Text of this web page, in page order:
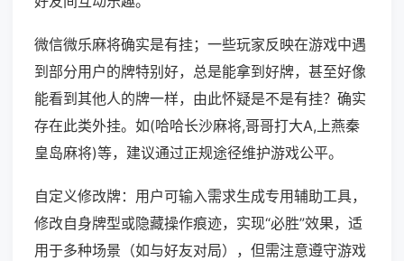
微信微乐麻将确实是有挂；一些玩家反映在游戏中遇
到部分用户的牌特别好，总是能拿到好牌，甚至好像
能看到其他人的牌一样，由此怀疑是不是有挂？确实
存在此类外挂。如(哈哈长沙麻将,哥哥打大A,上燕秦
皇岛麻将)等，建议通过正规途径维护游戏公平。
自定义修改牌：用户可输入需求生成专用辅助工具，
修改自身牌型或隐藏操作痕迹，实现“必胜”效果，适
用于多种场景（如与好友对局），但需注意遵守游戏